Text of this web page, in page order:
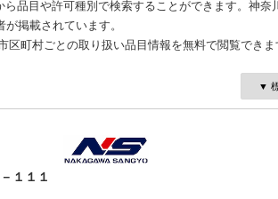
品目や許可種別で検索することができます。神奈
掲載されています。
町村ごとの取り扱い品目情報を無料で閲覧できま
１１１